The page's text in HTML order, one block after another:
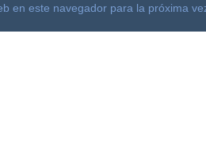
en este navegador para la próxima